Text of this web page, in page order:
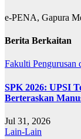
e-PENA, Gapura
Berita Berkaitan
Fakulti Pengurusan
SPK 2026: UPSI
Berteraskan
Jul 31, 2026
Lain-Lain